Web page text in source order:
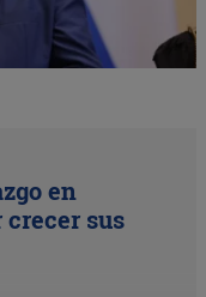
en
crecer sus